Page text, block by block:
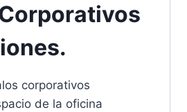
corporativos
de la oficina